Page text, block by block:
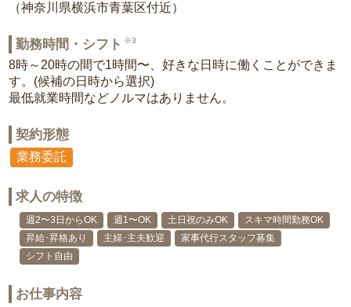
（神奈川県横浜市青葉区付近）
勤務時間・シフト ※3
8時～20時の間で1時間〜、好きな日時に働くことができま
す。(候補の日時から選択)
最低就業時間などノルマはありません。
契約形態
業務委託
求人の特徴
週2〜3日からOK 週1〜OK 土日祝のみOK
スキマ時間勤務OK
昇給･昇格あり
主婦･主夫歓迎
家事代行スタッフ募集
シフト自由
お仕事内容